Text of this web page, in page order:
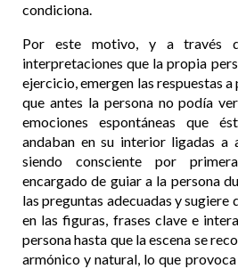
condiciona.
Por este motivo, y a través
interpretaciones que la propia
ejercicio, emergen las respuestas
que antes la persona no podía
emociones espontáneas que
andaban en su interior ligadas a
siendo consciente por
encargado de guiar a la persona
las preguntas adecuadas y
en las figuras, frases clave e
persona hasta que la escena se
armónico y natural, lo que